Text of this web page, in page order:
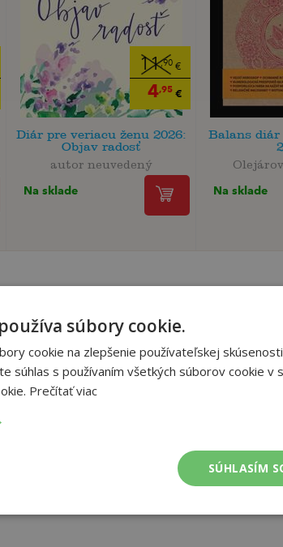
11,90 €
4,95 €
Diár pre veriacu ženu 2026:
Objav radosť
autor neuvedený
Na sklade
Balans
Na sklade
rady na každý deň podľa postavenia
Upozorní čitateľov, že všetko, čo človek
každodenný život.
kroužková
súbory cookie.
cookie na zlepšenie používateľskej
súhlas s používaním všetkých súborov cookie v
Prečítať viac
SÚHLASÍM